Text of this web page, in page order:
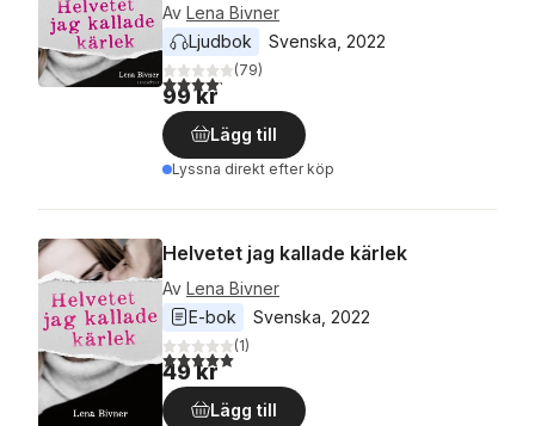
Av Lena Bivner
Ljudbok
Svenska 2022
4,2utav 5 stjärnor. Totalt antal röster:
(79)
99 kr
Lägg till
Lyssna direkt efter köp
Helvetet jag kallade kärlek
Av Lena Bivner
E-bok
Svenska 2022
5,0utav 5 stjärnor. Totalt antal röster:
(1)
49 kr
Lägg till